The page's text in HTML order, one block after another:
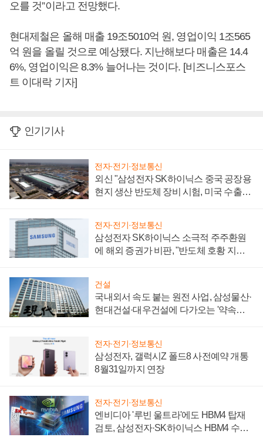
오를 것”이라고 전망했다.
현대제철은 올해 매출 19조5010억 원, 영업이익 1조565
억 원을 올릴 것으로 예상됐다. 지난해보다 매출은 14.4
6%, 영업이익은 8.3% 늘어나는 것이다. [비즈니스포스
트 이대락 기자]
인기기사
전자·전기·정보통신
외신 "삼성전자 SK하이닉스 중국 공장용
현지 생산 반도체 장비 시험, 미국 수출통
전자·전기·정보통신
삼성전자 SK하이닉스 소극적 주주환원
에 해외 증권가 비판, "반도체 호황 지속
건설
국내외서 속도 붙는 원전 사업, 삼성물산·
현대건설·대우건설에 다가오는 '약속의
전자·전기·정보통신
삼성전자, 갤럭시Z 폴드8 사전예약 개통
8월31일까지 연장
전자·전기·정보통신
엔비디아 '루빈 울트라'에도 HBM4 탑재
검토, 삼성전자·SK하이닉스 HBM4 수율